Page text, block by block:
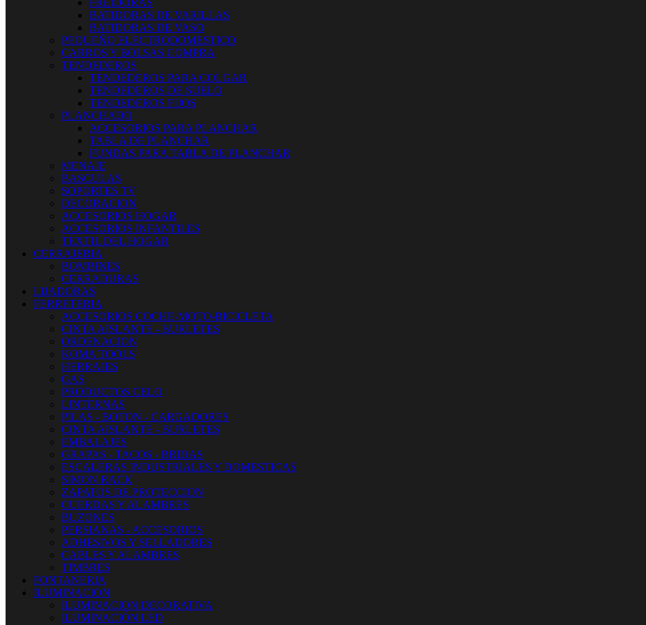
FREIDORAS
BATIDORAS DE VARILLAS
BATIDORAS DE VASO
PEQUEÑO ELECTRODOMESTICO
CARROS Y BOLSAS COMPRA
TENDEDEROS
TENDEDEROS PARA COLGAR
TENDEDEROS DE SUELO
TENDEDEROS FIJOS
PLANCHADO
ACCESORIOS PARA PLANCHAR
TABLA DE PLANCHAR
FUNDAS PARA TABLA DE PLANCHAR
MENAJE
BASCULAS
SOPORTES TV
DECORACION
ACCESORIOS HOGAR
ACCESORIOS INFANTILES
TEXTIL DEL HOGAR
CERRAJERIA
BOMBINES
CERRADURAS
LIJADORAS
FERRETERIA
ACCESORIOS COCHE-MOTO-BICICLETA
CINTA AISLANTE - BURLETES
ORDENACION
KOMA TOOLS
HERRAJES
GAS
PRODUCTOS CELO
LINTERNAS
PILAS - BOTON - CARGADORES
CINTA AISLANTE - BURLETES
EMBALAJES
GRAPAS - TACOS - BRIDAS
ESCALERAS INDUSTRIALES Y DOMESTICAS
SIMON RACK
ZAPATOS DE PROTECCION
CUERDAS Y ALAMBRES
BUZONES
PERSIANAS - ACCESORIOS
ADHESIVOS Y SELLADORES
CABLES Y ALAMBRES
TIMBRES
FONTANERIA
ILUMINACION
ILUMINACION DECORATIVA
ILUMINACIÓN LED